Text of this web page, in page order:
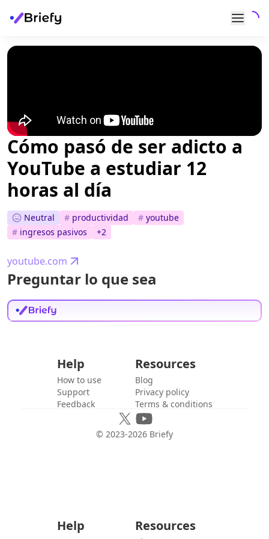
Cómo pasó de ser adicto a
YouTube a estudiar 12
horas al día
Neutral # productividad # youtube
# ingresos pasivos +2
youtube.com
Preguntar lo que sea
Help
How to use
Support
Feedback
Resources
Blog
Privacy policy
Terms & conditions
© 2023-2026 Briefy
Help Resources